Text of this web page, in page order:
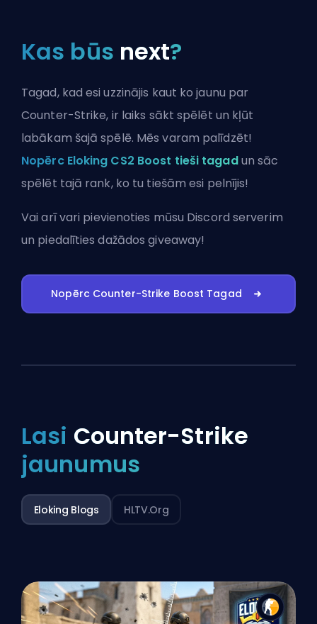
Kas būs next?
Tagad, kad esi uzzinājis kaut ko jaunu par
Counter-Strike, ir laiks sākt spēlēt un kļūt
labākam šajā spēlē. Mēs varam palīdzēt!
Nopērc Eloking CS2 Boost tieši tagadun sāc
spēlēt tajā rank, ko tu tiešām esi pelnījis!
Vai arī vari pievienoties mūsu Discord serverim
un piedalīties dažādos giveaway!
Nopērc Counter-Strike Boost Tagad
Lasi Counter-Strike
jaunumus
Eloking Blogs HLTV.org